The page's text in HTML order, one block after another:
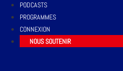
PODCASTS
PROGRAMMES
CONNEXION
NOUS SOUTENIR